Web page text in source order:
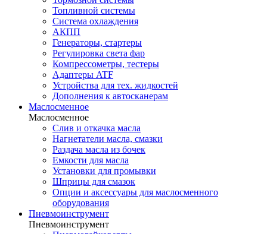
Топливной системы
Система охлаждения
АКПП
Генераторы, стартеры
Регулировка света фар
Компрессометры, тестеры
Адаптеры ATF
Устройства для тех. жидкостей
Дополнения к автосканерам
Маслосменное
Маслосменное
Слив и откачка масла
Нагнетатели масла, смазки
Раздача масла из бочек
Емкости для масла
Установки для промывки
Шприцы для смазок
Опции и аксессуары для маслосменного
оборудования
Пневмоинструмент
Пневмоинструмент